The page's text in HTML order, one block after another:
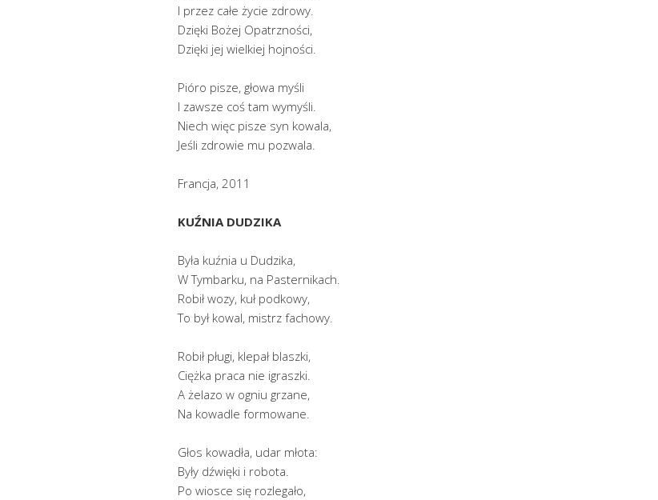
I przez całe życie zdrowy.
Dzięki Bożej Opatrzności,
Dzięki jej wielkiej hojności.
Pióro pisze, głowa myśli
I zawsze coś tam wymyśli.
Niech więc pisze syn kowala,
Jeśli zdrowie mu pozwala.
Francja, 2011
KUŹNIA DUDZIKA
Była kuźnia u Dudzika,
W Tymbarku, na Pasternikach.
Robił wozy, kuł podkowy,
To był kowal, mistrz fachowy.
Robił pługi, klepał blaszki,
Ciężka praca nie igraszki.
A żelazo w ogniu grzane,
Na kowadle formowane.
Głos kowadła, udar młota:
Były dźwięki i robota.
Po wiosce się rozlegało,